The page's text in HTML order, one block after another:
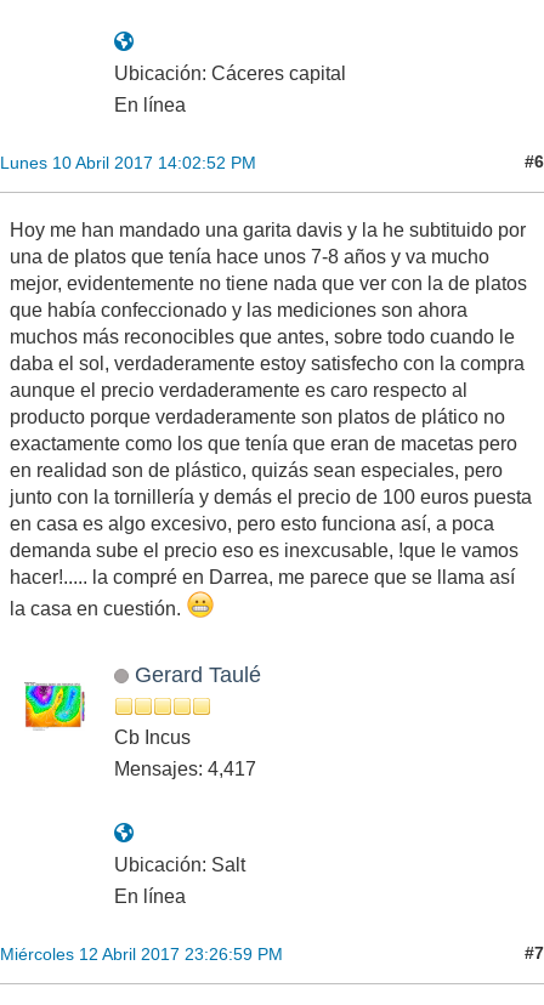
Ubicación: Cáceres capital
En línea
Lunes 10 Abril 2017 14:02:52 PM #6
Hoy me han mandado una garita davis y la he subtituido por
una de platos que tenía hace unos 7-8 años y va mucho
mejor, evidentemente no tiene nada que ver con la de platos
que había confeccionado y las mediciones son ahora
muchos más reconocibles que antes, sobre todo cuando le
daba el sol, verdaderamente estoy satisfecho con la compra
aunque el precio verdaderamente es caro respecto al
producto porque verdaderamente son platos de plático no
exactamente como los que tenía que eran de macetas pero
en realidad son de plástico, quizás sean especiales, pero
junto con la tornillería y demás el precio de 100 euros puesta
en casa es algo excesivo, pero esto funciona así, a poca
demanda sube el precio eso es inexcusable, !que le vamos
hacer!..... la compré en Darrea, me parece que se llama así
la casa en cuestión.
Gerard Taulé
Cb Incus
Mensajes: 4,417
Ubicación: Salt
En línea
Miércoles 12 Abril 2017 23:26:59 PM #7